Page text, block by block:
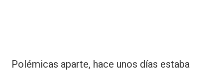
Polémicas aparte, hace unos días estaba